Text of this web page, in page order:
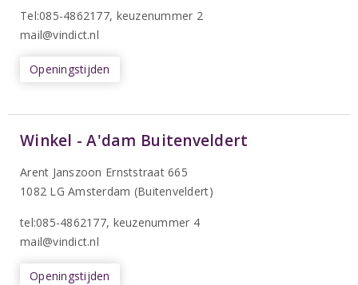
Tel:085-4862177, keuzenummer 2
mail@vindict.nl
Openingstijden
Winkel - A'dam Buitenveldert
Arent Janszoon Ernststraat 665
1082 LG Amsterdam (Buitenveldert)
tel:085-4862177, keuzenummer 4
mail@vindict.nl
Openingstijden